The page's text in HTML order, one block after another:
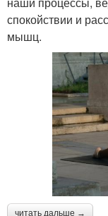
спокойствии и
мышц.
читать дальше →